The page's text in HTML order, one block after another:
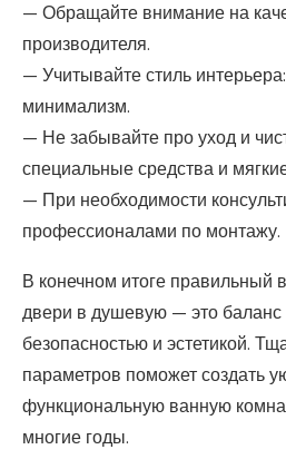
— Обращайте внимание на
производителя.
— Учитывайте стиль
минимализм.
— Не забывайте про уход и
специальные средства и
— При необходимости
профессионалами по монтажу.
В конечном итоге правильный
двери в душевую — это баланс
безопасностью и эстетикой.
параметров поможет создать
функциональную ванную
многие годы.